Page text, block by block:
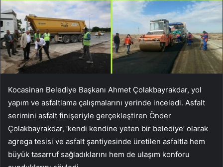
Kocasinan Belediye Başkanı Ahmet Çolakbayrakdar, yol
yapım ve asfaltlama çalışmalarını yerinde inceledi. Asfalt
serimini asfalt finişeriyle gerçekleştiren Önder
Çolakbayrakdar, ‘kendi kendine yeten bir belediye’ olarak
agrega tesisi ve asfalt şantiyesinde üretilen asfaltla hem
büyük tasarruf sağladıklarını hem de ulaşım konforu